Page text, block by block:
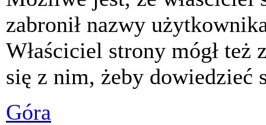
zabronił nazwy
Właściciel strony mógł
się z nim, żeby dowiedzieć
Góra